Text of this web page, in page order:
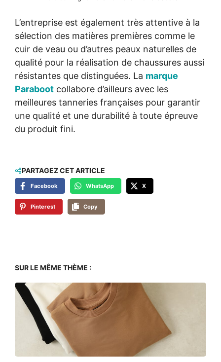
L’entreprise est également très attentive à la
sélection des matières premières comme le
cuir de veau ou d’autres peaux naturelles de
qualité pour la réalisation de chaussures aussi
résistantes que distinguées. La marque
Paraboot collabore d’ailleurs avec les
meilleures tanneries françaises pour garantir
une qualité et une durabilité à toute épreuve
du produit fini.
PARTAGEZ CET ARTICLE
Facebook WhatsApp X
Pinterest Copy
SUR LE MÊME THÈME :